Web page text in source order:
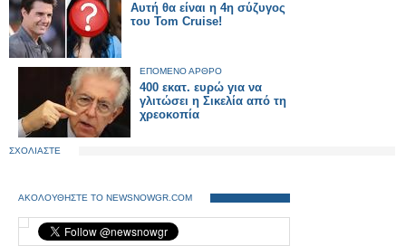
Αυτή θα είναι η 4η σύζυγος
του Tom Cruise!
ΕΠΟΜΕΝΟ ΑΡΘΡΟ
400 εκατ. ευρώ για να
γλιτώσει η Σικελία από τη
χρεοκοπία
ΣΧΟΛΙΑΣΤΕ
ΑΚΟΛΟΥΘΗΣΤΕ ΤΟ NEWSNOWGR.COM